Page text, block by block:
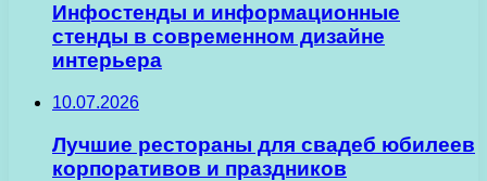
Инфостенды и информационные
стенды в современном дизайне
интерьера
10.07.2026
Лучшие рестораны для свадеб юбилеев
корпоративов и праздников